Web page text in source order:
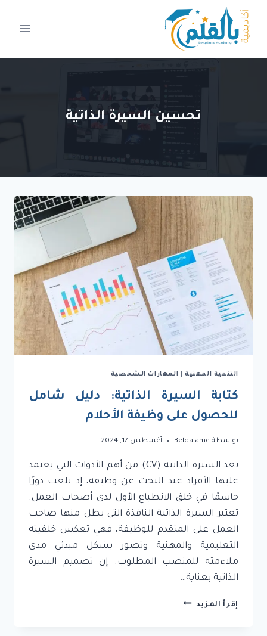
التجاوز
المحتوى
تحسين السيرة الذاتية
التنمية المهنية| المهارات الشخصية
كتابة السيرة الذاتية: دليل شامل
للحصول على وظيفة الأحلام
بواسطة Belqalame أغسطس 17, 2024
تعد السيرة الذاتية (CV) من أهم الأدوات التي يعتمد
عليها الأفراد عند البحث عن وظيفة، إذ تلعب دورًا
حاسمًا في خلق الانطباع الأول لدى أصحاب العمل.
تعتبر السيرة الذاتية النافذة التي يطل منها صاحب
العمل على المتقدم للوظيفة، فهي تعكس خلفيته
التعليمية والمهنية وتصور بشكل مبدئي مدى
ملاءمته للمنصب المطلوب. إن تصميم السيرة
الذاتية بعناية…
إقرأ المزيد كتابة